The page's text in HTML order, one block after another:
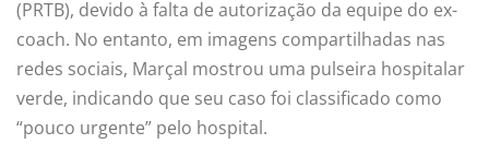
(PRTB), devido à falta de autorização da equipe do ex-
coach. No entanto, em imagens compartilhadas nas
redes sociais, Marçal mostrou uma pulseira hospitalar
verde, indicando que seu caso foi classificado como
“pouco urgente” pelo hospital.